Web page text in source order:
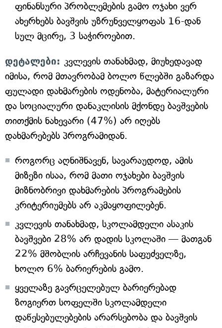
ფინანსური პრობლემების გამო ოჯახი ვერ
ახერხებს ბავშვის უზრუნველყოფას 16-დან
სულ მცირე, 3 საჭიროებით.
დეტალები: კვლევის თანახმად, მიუხედავად
იმისა, რომ მთავრობამ ბოლო წლებში გაზარდა
ფულადი დახმარების ოდენობა, მატერიალური
და სოციალური დანაკლისის მქონდე ბავშვების
თითქმის ნახევარი (47%) არ იღებს
დახმარებებს პროგრამიდან.
როგორც აღნიშნავენ, სავარაუდოდ, ამის
მიზეზი ისაა, რომ მათი ოჯახები ბავშვის
მიზნობრივი დახმარების პროგრამების
კრიტერიუმებს არ აკმაყოფილებენ.
კვლევის თანახმად, სკოლამდელი ასაკის
ბავშვები 28% არ დადის სკოლაში — მათგან
22% მშობლის არჩევანის საფუძველზე,
ხოლო 6% ბარიერების გამო.
ყველაზე გავრცელებულ ბარიერებად
ზოგიერთ სოფელში სკოლამდელი
დაწესებულებების არარსებობა და ბავშვის